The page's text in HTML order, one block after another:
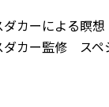
カーによる瞑想
カー監修 スペ